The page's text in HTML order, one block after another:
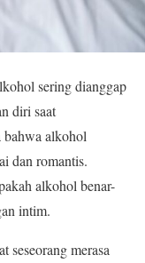
sering dianggap
diri saat
bahwa alkohol
dan romantis.
alkohol benar-
intim.
seseorang merasa